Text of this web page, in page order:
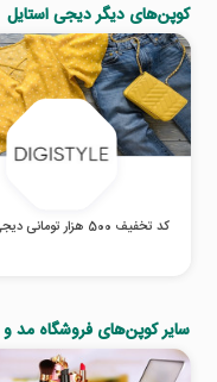
کوپن‌های دیگر دیجی استایل
کد تخفیف 500 هزار تومانی دیجی استایل
سایر کوپن‌های فروشگاه مد